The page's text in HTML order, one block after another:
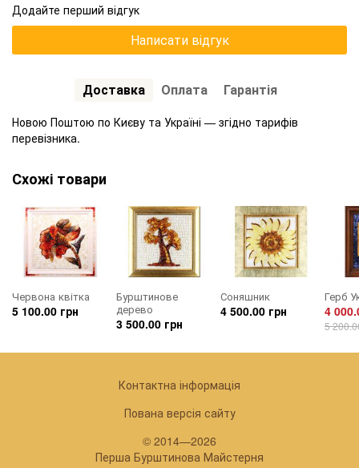
Додайте перший відгук
Написати відгук
Доставка Оплата Гарантія
Новою Поштою по Києву та Україні — згідно тарифів
перевізника.
Схожі товари
Червона квітка
5 100.00 грн
Бурштинове
дерево
3 500.00 грн
Соняшник
4 500.00 грн
Герб
4
5
Контактна інформація
Пована версія сайту
© 2014—2026
Перша Бурштинова Майстерня